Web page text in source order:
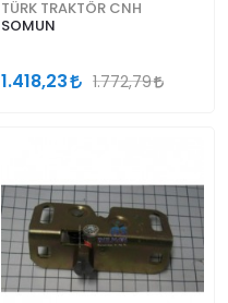
TÜRK TRAKTÖR CNH
SOMUN
1.418,23 1.772,79